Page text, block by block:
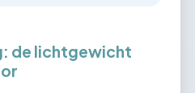
de lichtgewicht